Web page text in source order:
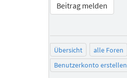
Beitrag melden
Übersicht alle Foren
Benutzerkonto erstellen